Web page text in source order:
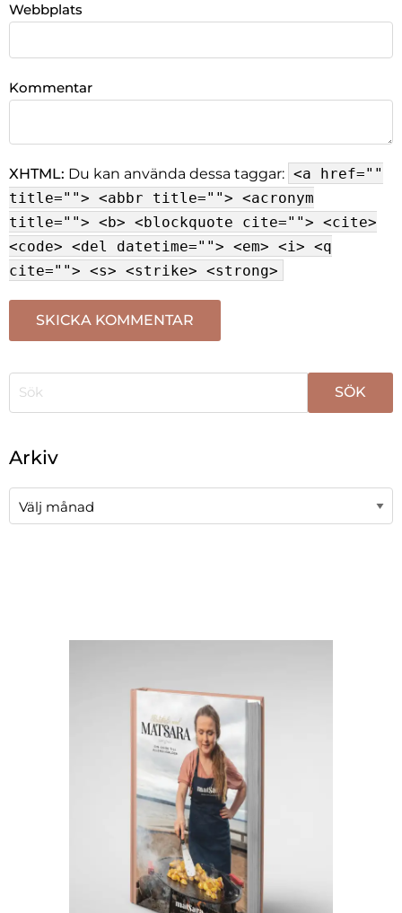
Webbplats
Kommentar
XHTML: Du kan använda dessa taggar: <a href=""
title=""> <abbr title=""> <acronym
title=""> <b> <blockquote cite=""> <cite>
<code> <del datetime=""> <em> <i> <q
cite=""> <s> <strike> <strong>
Arkiv